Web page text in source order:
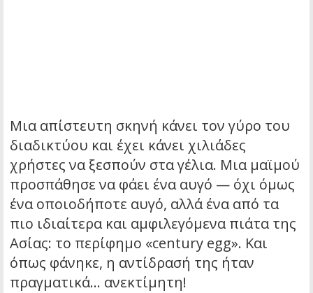
Μια απίστευτη σκηνή κάνει τον γύρο του
διαδικτύου και έχει κάνει χιλιάδες
χρήστες να ξεσπούν στα γέλια. Μια μαϊμού
προσπάθησε να φάει ένα αυγό — όχι όμως
ένα οποιοδήποτε αυγό, αλλά ένα από τα
πιο ιδιαίτερα και αμφιλεγόμενα πιάτα της
Ασίας: το περίφημο «century egg». Και
όπως φάνηκε, η αντίδρασή της ήταν
πραγματικά… ανεκτίμητη!